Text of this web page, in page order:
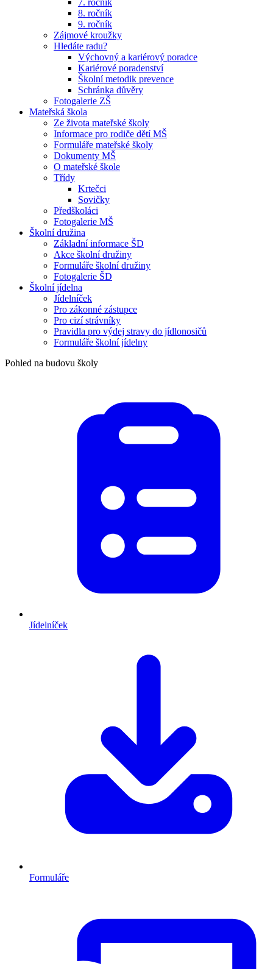
7. ročník
8. ročník
9. ročník
Zájmové kroužky
Hledáte radu?
Výchovný a kariérový poradce
Kariérové poradenství
Školní metodik prevence
Schránka důvěry
Fotogalerie ZŠ
Mateřská škola
Ze života mateřské školy
Informace pro rodiče dětí MŠ
Formuláře mateřské školy
Dokumenty MŠ
O mateřské škole
Třídy
Krtečci
Sovičky
Předškoláci
Fotogalerie MŠ
Školní družina
Základní informace ŠD
Akce školní družiny
Formuláře školní družiny
Fotogalerie ŠD
Školní jídelna
Jídelníček
Pro zákonné zástupce
Pro cizí strávníky
Pravidla pro výdej stravy do jídlonosičů
Formuláře školní jídelny
Pohled na budovu školy
Jídelníček
Formuláře